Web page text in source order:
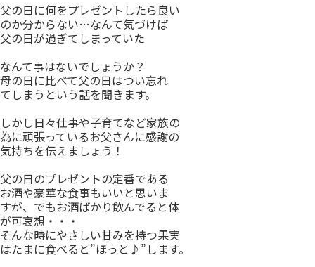
父の日に何をプレゼントしたら良い
のか分からない…なんて気づけば
父の日が過ぎてしまっていた
なんて事はないでしょうか？
母の日に比べて父の日はつい忘れ
てしまうという話を聞きます。
しかし日々仕事や子育てなど家族の
為に頑張っているお父さんに感謝の
気持ちを伝えましょう！
父の日のプレゼントの定番である
お酒や豪華な食事もいいと思いま
すが、でもお酒ばかり飲んでると体
が可哀想・・・
そんな時にやさしい甘みを持つ果実
はたまに食べると”ほっと♪”します。